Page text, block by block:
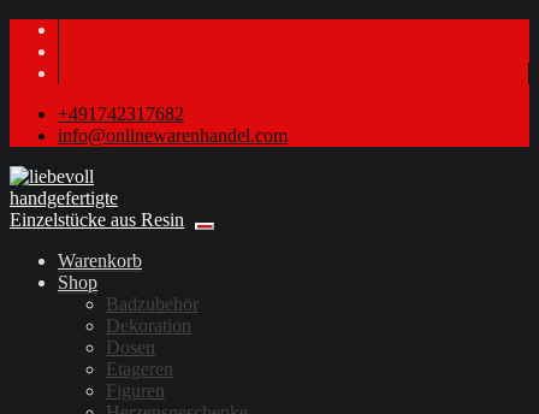
+491742317682
info@onlinewarenhandel.com
Warenkorb
Shop
Badzubehör
Dekoration
Dosen
Etageren
Figuren